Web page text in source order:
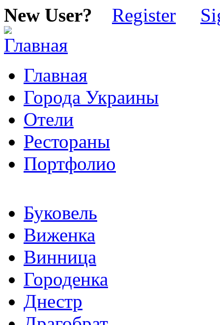
New User? Register
Главная
Города Украины
Отели
Рестораны
Портфолио
Буковель
Виженка
Винница
Городенка
Днестр